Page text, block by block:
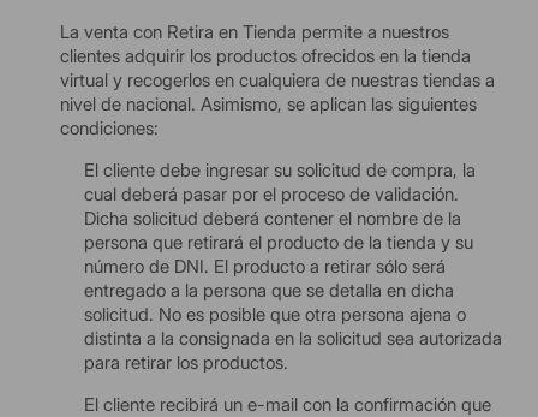
La venta con Retira en Tienda permite a nuestros
clientes adquirir los productos ofrecidos en la tienda
virtual y recogerlos en cualquiera de nuestras tiendas a
nivel de nacional. Asimismo, se aplican las siguientes
condiciones:
El cliente debe ingresar su solicitud de compra, la
cual deberá pasar por el proceso de validación.
Dicha solicitud deberá contener el nombre de la
persona que retirará el producto de la tienda y su
número de DNI. El producto a retirar sólo será
entregado a la persona que se detalla en dicha
solicitud. No es posible que otra persona ajena o
distinta a la consignada en la solicitud sea autorizada
para retirar los productos.
El cliente recibirá un e-mail con la confirmación que